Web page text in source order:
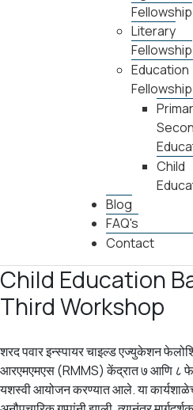
Fellowship
Literary
Fellowship
Education
Fellowship
Child
Blog
FAQ's
Contact
Child Education
Third Workshop
शरद पवार इन्स्पायर चाइल्ड एज्युकेशन
आरएमएमएस (RMMS) केंद्रात ७ आणि ८
यशस्वी आयोजन करण्यात आले. या